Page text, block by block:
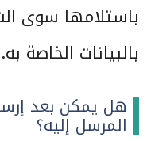
باستلامها سوى
بالبيانات الخاصة به.
هل يمكن بعد
المرسل إليه؟